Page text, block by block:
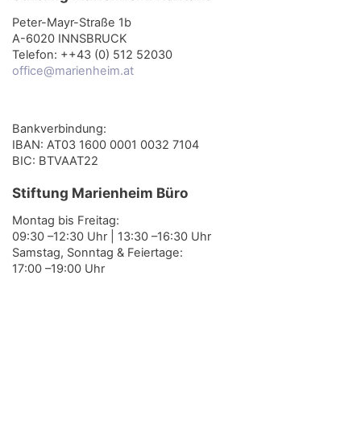
Peter-Mayr-Straße 1b
A-6020 INNSBRUCK
Telefon: ++43 (0) 512 52030
office@marienheim.at
Bankverbindung:
IBAN: AT03 1600 0001 0032 7104
BIC: BTVAAT22
Stiftung Marienheim Büro
Montag bis Freitag:
09:30 –12:30 Uhr | 13:30 –16:30 Uhr
Samstag, Sonntag & Feiertage:
17:00 –19:00 Uhr